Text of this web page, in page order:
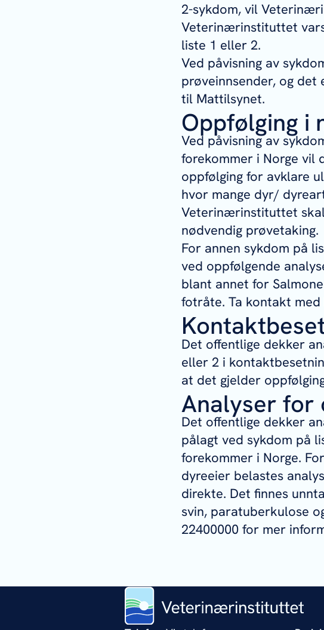
2-sykdom, vil
Veterinærinstituttet
liste 1 eller 2.
Ved påvisning av
prøveinnsender, og
til Mattilsynet.
Oppfølging i
Ved påvisning av
forekommer i Norge vil
oppfølging for avklare
hvor mange dyr/
Veterinærinstituttet
nødvendig prøvetaking.
For annen sykdom på
ved oppfølgende
blant annet for
fotråte. Ta kontakt
Det offentlige dekker
eller 2 i
at det gjelder
Analyser for
Det offentlige dekker
pålagt ved sykdom på
forekommer i Norge.
dyreeier belastes
direkte. Det finnes
svin, paratuberkulose
22400000 for mer